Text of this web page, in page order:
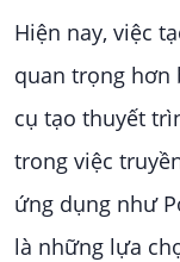
Hiện nay, việc
quan trọng hơn
cụ tạo thuyết
trong việc
ứng dụng như
là những lựa